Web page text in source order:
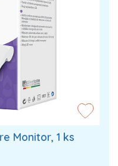
Monitor, 1 ks